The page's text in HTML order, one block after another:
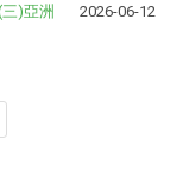
)亞洲
2026-06-12